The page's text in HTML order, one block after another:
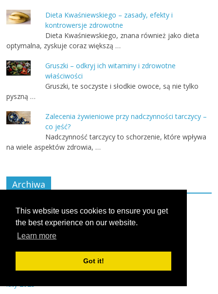
This website uses cookies to ensure you get
the best experience on our website.
Learn more
Got it!
Dieta Kwaśniewskiego – zasady, efekty i
kontrowersje zdrowotne
Dieta Kwaśniewskiego, znana również jako dieta
optymalna, zyskuje coraz większą …
Gruszki – odkryj ich witaminy i zdrowotne
właściwości
Gruszki, te soczyste i słodkie owoce, są nie tylko
pyszną …
Zalecenia żywieniowe przy nadczynności tarczycy –
co jeść?
Nadczynność tarczycy to schorzenie, które wpływa
na wiele aspektów zdrowia, …
Archiwa
lipiec 2026
maj 2026
październik 2025
sierpień 2025
kwiecień 2025